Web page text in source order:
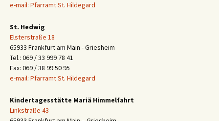
e-mail: Pfarramt St. Hildegard
St. Hedwig
Elsterstraße 18
65933 Frankfurt am Main - Griesheim
Tel.: 069 / 33 999 78 41
Fax: 069 / 38 99 50 95
e-mail: Pfarramt St. Hildegard
Kindertagesstätte Mariä Himmelfahrt
Linkstraße 43